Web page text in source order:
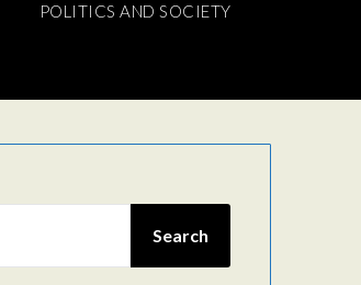
POLITICS AND SOCIETY
Search